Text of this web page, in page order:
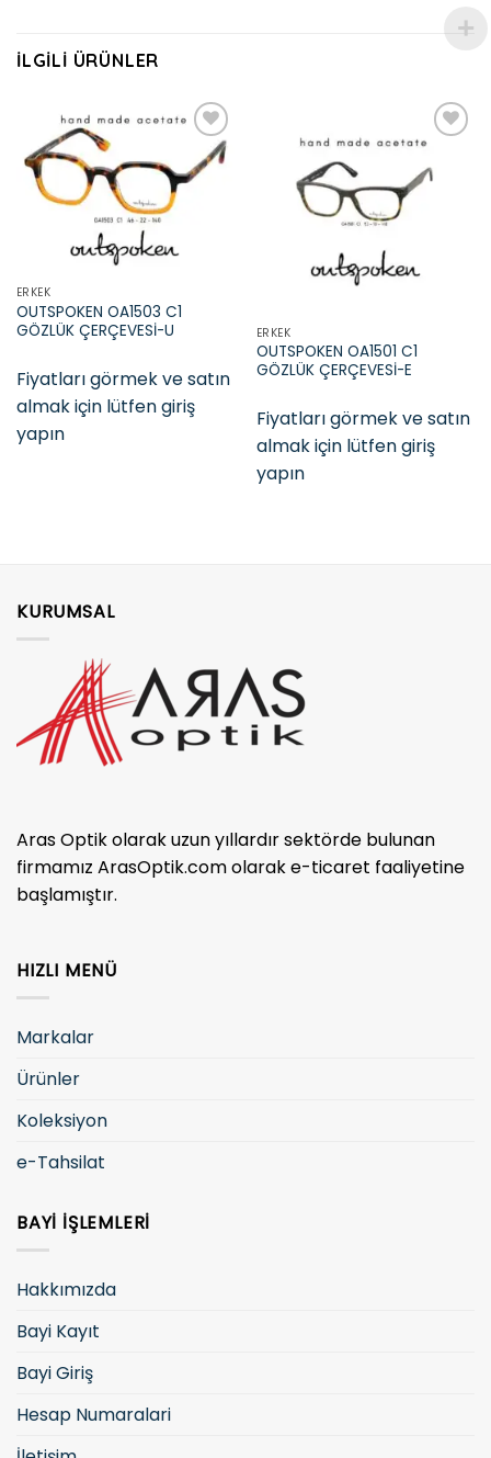
İLGILI ÜRÜNLER
Add to
wishlist
ERKEK
OUTSPOKEN OA1503 C1
GÖZLÜK ÇERÇEVESİ-U
Fiyatları görmek ve satın
almak için lütfen giriş
yapın
Add to
ERKEK
OUTSPOKEN OA1501 C1
GÖZLÜK ÇERÇEVESİ-E
Fiyatları görmek ve satın
almak için lütfen giriş
yapın
KURUMSAL
Aras Optik olarak uzun yıllardır sektörde bulunan
firmamız ArasOptik.com olarak e-ticaret faaliyetine
başlamıştır.
HIZLI MENÜ
Markalar
Ürünler
Koleksiyon
e-Tahsilat
BAYI İŞLEMLERI
Hakkımızda
Bayi Kayıt
Bayi Giriş
Hesap Numaralari